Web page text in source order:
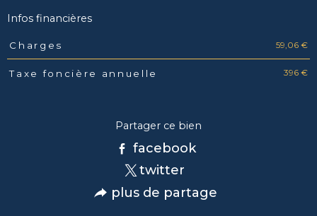
Infos financières
Caractéristiques
Charges 59,06 €
Taxe foncière annuelle 396 €
Partager ce bien
facebook
twitter
plus de partage